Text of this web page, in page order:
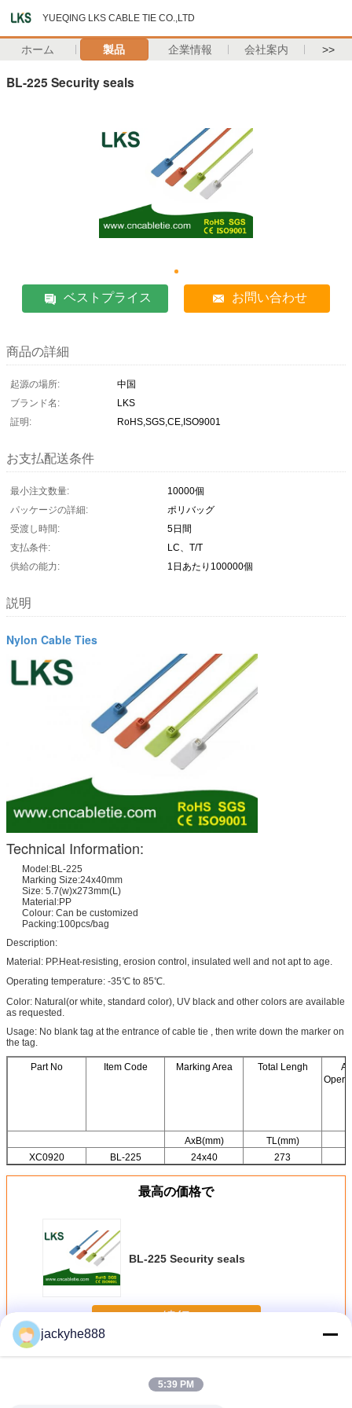
YUEQING LKS CABLE TIE CO.,LTD
ホーム 製品 企業情報 会社案内 >>
BL-225 Security seals
ベストプライス お問い合わせ
商品の詳細
起源の場所:
中国
ブランド名:
LKS
証明:
RoHS,SGS,CE,ISO9001
お支払配送条件
最小注文数量:
10000個
パッケージの詳細:
ポリバッグ
受渡し時間:
5日間
支払条件:
LC、T/T
供給の能力:
1日あたり100000個
説明
Nylon Cable Ties
Technical Information:
Model:BL-225
Marking Size:24x40mm
Size: 5.7(w)x273mm(L)
Material:PP
Colour: Can be customized
Packing:100pcs/bag
Description:
Material: PP.Heat-resisting, erosion control, insulated well and not apt to age.
Operating temperature: -35℃ to 85℃.
Color: Natural(or white, standard color), UV black and other colors are available
as requested.
Usage: No blank tag at the entrance of cable tie , then write down the marker on
the tag.
Part No Item Code Marking Area Total Lengh
AxB(mm) TL(mm)
XC0920
BL-225 24x40 273
最高の価格で
BL-225 Security seals
続行
多くNylon Cable Ties
jackyhe888
5:39 PM